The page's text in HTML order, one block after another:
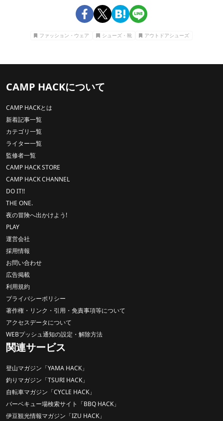
ファッション・ウェア シューズ・靴 アウトドアシューズ
CAMP HACKについて
CAMP HACKとは
新着記事一覧
カテゴリ一覧
ライター一覧
監修者一覧
CAMP HACK STORE
CAMP HACK CHANNEL
DO IT!!
THE ONE.
夜の冒険へ出かけよう!
PLAY
運営会社
採用情報
お問い合わせ
広告掲載
利用規約
プライバシーポリシー
著作権・リンク・引用・免責事項等について
アクセスデータについて
WEBプッシュ通知の設定・解除方法
関連サービス
登山マガジン「YAMA HACK」
釣りマガジン「TSURI HACK」
自転車マガジン「CYCLE HACK」
バーベキュー場検索サイト「BBQ HACK」
伊豆観光情報マガジン「IZU HACK」